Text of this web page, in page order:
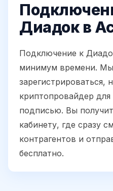
Диадок в
Подключение к
минимум времени.
зарегистрироваться,
криптопровайдер
подписью. Вы
кабинету, где сразу
контрагентов и
бесплатно.